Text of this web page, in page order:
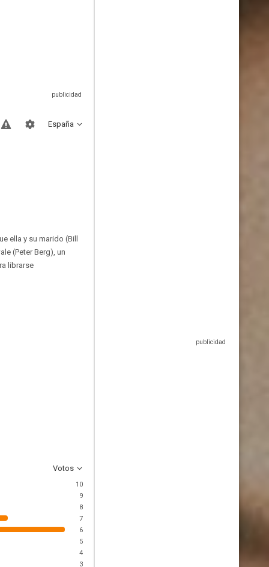
España
ella y su marido (Bill
(Peter Berg), un
librarse
Votos
10
9
8
7
6
5
4
3